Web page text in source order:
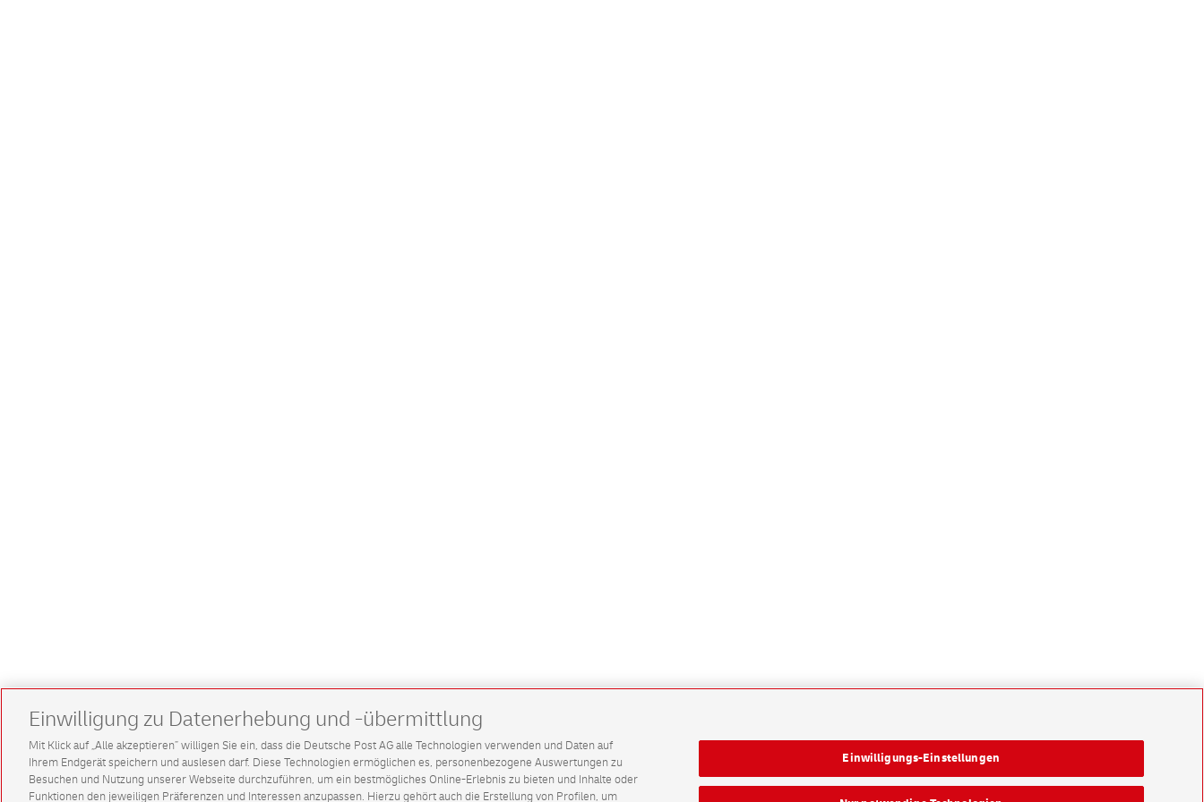
Einwilligung zu Datenerhebung und -übermittlung
Mit Klick auf „Alle akzeptieren” willigen Sie ein, dass die Deutsche Post AG alle Technologien verwenden und Daten auf
Ihrem Endgerät speichern und auslesen darf. Diese Technologien ermöglichen es, personenbezogene Auswertungen zu
Besuchen und Nutzung unserer Webseite durchzuführen, um ein bestmögliches Online-Erlebnis zu bieten und Inhalte oder
Funktionen den jeweiligen Präferenzen und Interessen anzupassen. Hierzu gehört auch die Erstellung von Profilen, um
Einwilligungs-Einstellungen